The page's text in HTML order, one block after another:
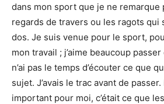
dans mon sport que je ne remarque
regards de travers ou les ragots qui
dos. Je suis venue pour le sport,
mon travail ; j’aime beaucoup
n’ai pas le temps d’écouter ce que
sujet. J’avais le trac avant de
important pour moi, c’était ce que